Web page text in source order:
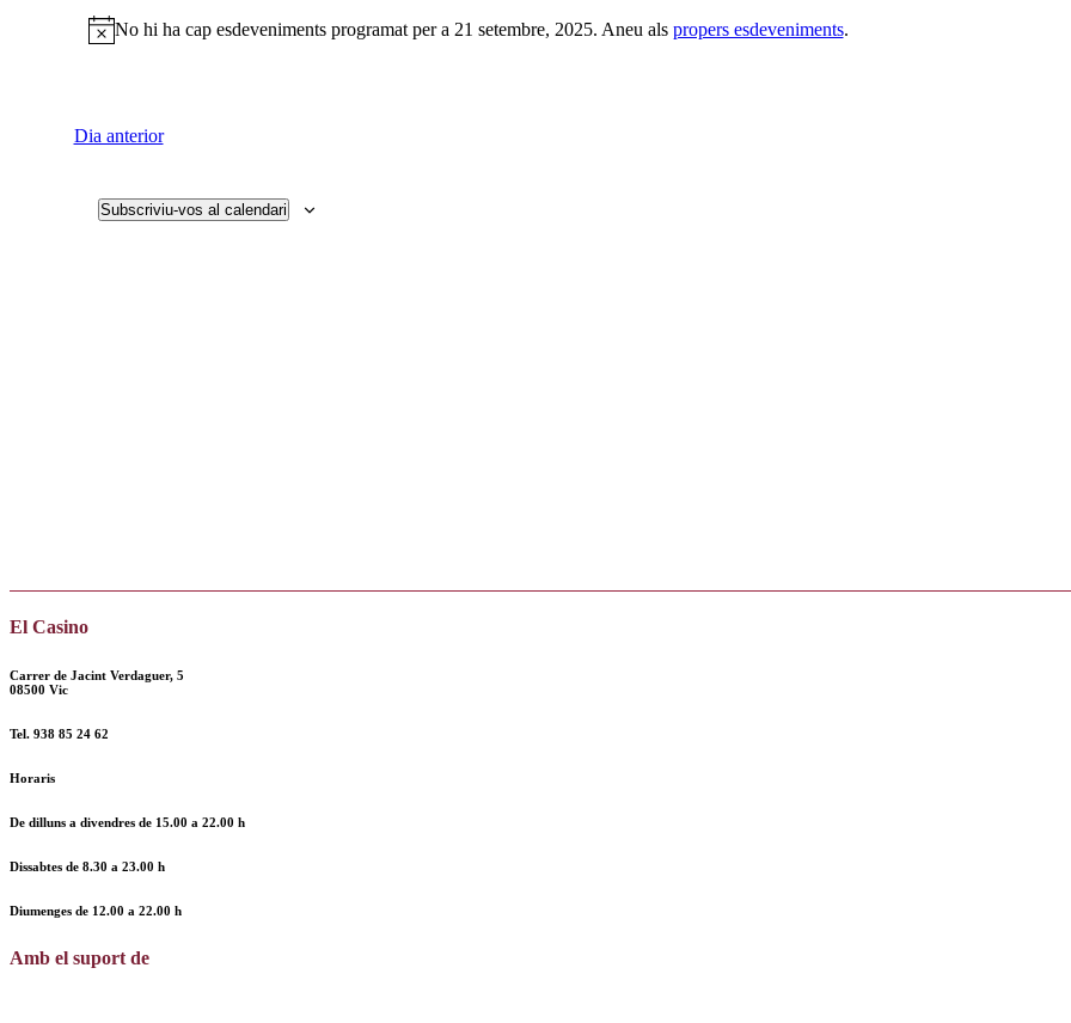
una
data. No hi ha cap esdeveniments programat per a 21 setembre, 2025. Aneu als propers esdeveniments.
Dia anterior
Subscriviu-vos al calendari
El Casino
Carrer de Jacint Verdaguer, 5
08500 Vic
Tel. 938 85 24 62
Horaris
De dilluns a divendres de 15.00 a 22.00 h
Dissabtes de 8.30 a 23.00 h
Diumenges de 12.00 a 22.00 h
Amb el suport de